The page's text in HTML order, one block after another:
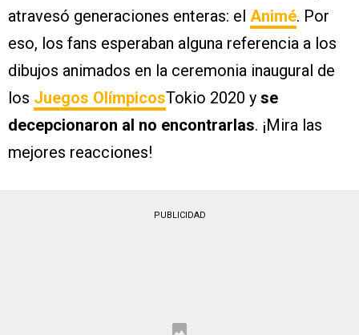
atravesó generaciones enteras: el Animé. Por
eso, los fans esperaban alguna referencia a los
dibujos animados en la ceremonia inaugural de
los Juegos OlímpicosTokio 2020 y se
decepcionaron al no encontrarlas. ¡Mira las
mejores reacciones!
PUBLICIDAD